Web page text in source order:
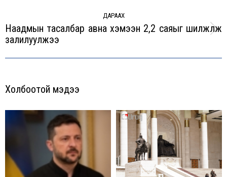
ДАРААХ
Next
Наадмын тасалбар авна хэмээн 2,2 саяыг шилжүүлж
залилуулжээ
Холбоотой мэдээ